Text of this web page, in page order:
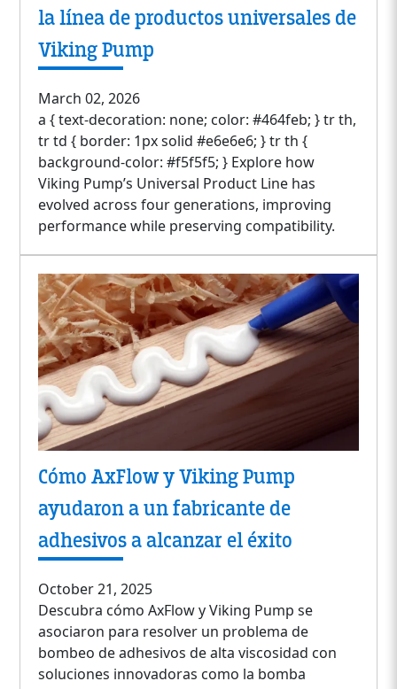
la línea de productos universales de
Viking Pump
March 02, 2026
a { text-decoration: none; color: #464feb; } tr th,
tr td { border: 1px solid #e6e6e6; } tr th {
background-color: #f5f5f5; } Explore how
Viking Pump’s Universal Product Line has
evolved across four generations, improving
performance while preserving compatibility.
Cómo AxFlow y Viking Pump
ayudaron a un fabricante de
adhesivos a alcanzar el éxito
October 21, 2025
Descubra cómo AxFlow y Viking Pump se
asociaron para resolver un problema de
bombeo de adhesivos de alta viscosidad con
soluciones innovadoras como la bomba